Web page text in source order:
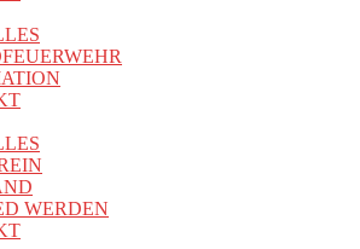
WERDEN